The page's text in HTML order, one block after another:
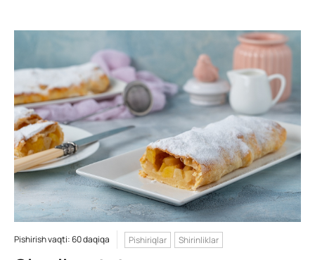
Pishirish vaqti: 60 daqiqa Pishiriqlar Shirinliklar